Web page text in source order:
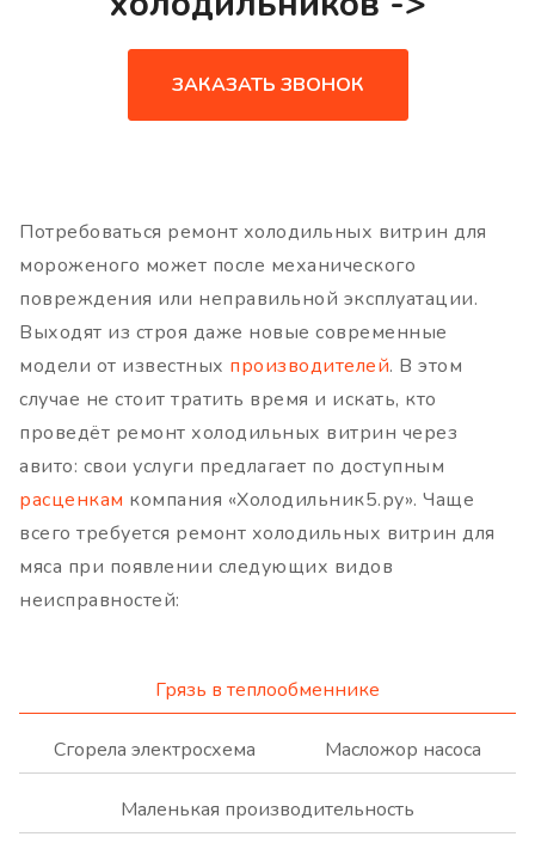
ЗАКАЗАТЬ ЗВОНОК
Потребоваться ремонт холодильных витрин для
мороженого может после механического
повреждения или неправильной эксплуатации.
Выходят из строя даже новые современные
модели от известных производителей. В этом
случае не стоит тратить время и искать, кто
проведёт ремонт холодильных витрин через
авито: свои услуги предлагает по доступным
расценкам компания «Холодильник5.ру». Чаще
всего требуется ремонт холодильных витрин для
мяса при появлении следующих видов
неисправностей:
Грязь в теплообменнике
Сгорела электросхема Масложор насоса
Маленькая производительность